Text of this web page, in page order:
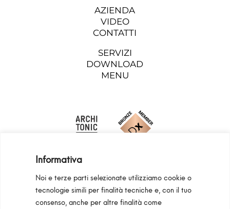
Informativa
Noi e terze parti selezionate utilizziamo cookie o
tecnologie simili per finalità tecniche e, con il tuo
consenso, anche per altre finalità come
AZIENDA
VIDEO
CONTATTI
SERVIZI
DOWNLOAD
MENU